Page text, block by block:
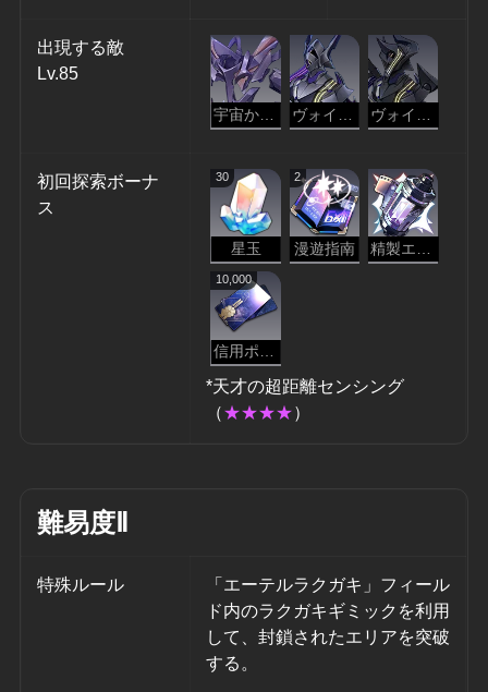
出現する敵
Lv.85
宇宙からの炎
初回探索ボーナ
ス
30
星玉
2
漫遊指南
10,000
*天才の超距離センシング
（★★★★）
難易度Ⅱ
特殊ルール
「エーテルラクガキ」フィール
ド内のラクガキギミックを利用
して、封鎖されたエリアを突破
する。